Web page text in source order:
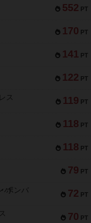
552 PT
170 PT
141 PT
122 PT
119 PT
ス
118 PT
118 PT
79 PT
72 PT
ボンバ
70 PT